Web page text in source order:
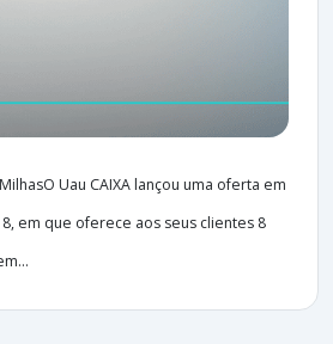
Uau CAIXA lançou uma oferta em
em que oferece aos seus clientes 8